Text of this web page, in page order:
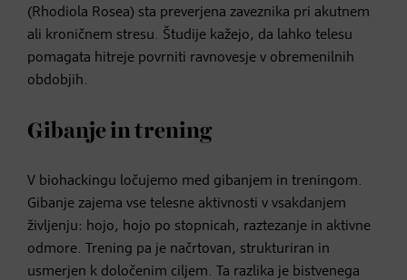
(Rhodiola Rosea) sta preverjena zaveznika pri akutnem
ali kroničnem stresu. Študije kažejo, da lahko telesu
pomagata hitreje povrniti ravnovesje v obremenilnih
obdobjih.
Gibanje in trening
V biohackingu ločujemo med gibanjem in treningom.
Gibanje zajema vse telesne aktivnosti v vsakdanjem
življenju: hojo, hojo po stopnicah, raztezanje in aktivne
odmore. Trening pa je načrtovan, strukturiran in
usmerjen k določenim ciljem. Ta razlika je bistvenega